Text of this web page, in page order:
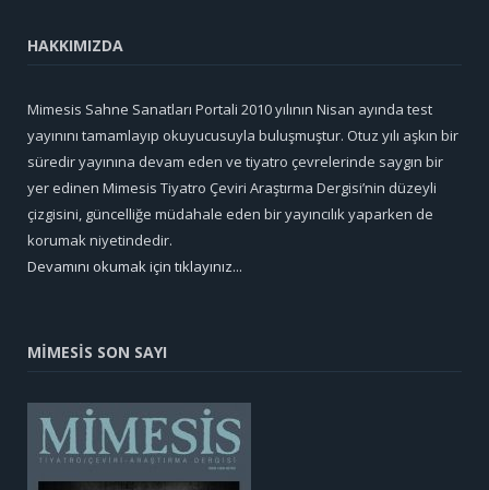
HAKKIMIZDA
Mimesis Sahne Sanatları Portali 2010 yılının Nisan ayında test
yayınını tamamlayıp okuyucusuyla buluşmuştur. Otuz yılı aşkın bir
süredir yayınına devam eden ve tiyatro çevrelerinde saygın bir
yer edinen Mimesis Tiyatro Çeviri Araştırma Dergisi’nin düzeyli
çizgisini, güncelliğe müdahale eden bir yayıncılık yaparken de
korumak niyetindedir.
Devamını okumak için tıklayınız...
MİMESİS SON SAYI